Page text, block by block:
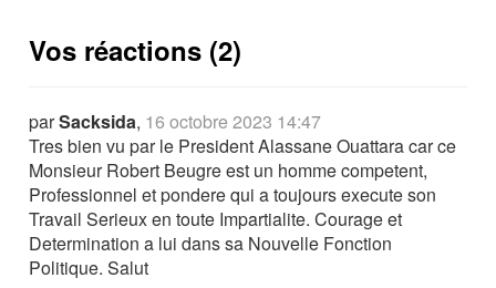
Vos réactions (2)
parSacksida, 16 octobre 2023 14:47
Tres bien vu par le President Alassane Ouattara car ce
Monsieur Robert Beugre est un homme competent,
Professionnel et pondere qui a toujours execute son
Travail Serieux en toute Impartialite. Courage et
Determination a lui dans sa Nouvelle Fonction
Politique. Salut